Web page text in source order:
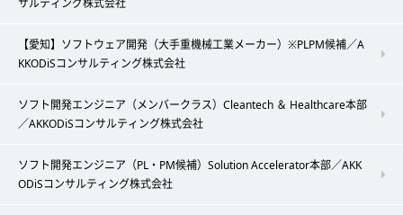
サルティング株式会社
【愛知】ソフトウェア開発（大手重機械工業メーカー）※PLPM候補／A
KKODiSコンサルティング株式会社
ソフト開発エンジニア（メンバークラス）Cleantech ＆ Healthcare本部
／AKKODiSコンサルティング株式会社
ソフト開発エンジニア（PL・PM候補）Solution Accelerator本部／AKK
ODiSコンサルティング株式会社